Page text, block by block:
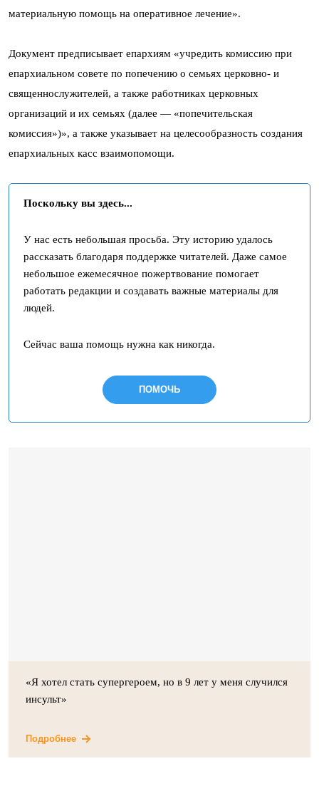
материальную помощь на оперативное лечение».
Документ предписывает епархиям «учредить комиссию при
епархиальном совете по попечению о семьях церковно- и
священнослужителей, а также работниках церковных
организаций и их семьях (далее — «попечительская
комиссия»)», а также указывает на целесообразность создания
епархиальных касс взаимопомощи.
Поскольку вы здесь...
У нас есть небольшая просьба. Эту историю удалось
рассказать благодаря поддержке читателей. Даже самое
небольшое ежемесячное пожертвование помогает
работать редакции и создавать важные материалы для
людей.
Сейчас ваша помощь нужна как никогда.
ПОМОЧЬ
«Я хотел стать супергероем, но в 9 лет у меня случился
инсульт»
Подробнее